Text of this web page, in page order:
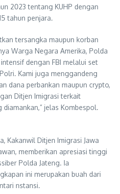
2023 tentang KUHP dengan
tahun penjara.
tersangka maupun korban
Warga Negara Amerika, Polda
dengan FBI melalui set
Kami juga menggandeng
dana perbankan maupun crypto,
Ditjen Imigrasi terkait
jelas Kombespol.
Kakanwil Ditjen Imigrasi Jawa
memberikan apresiasi tinggi
Polda Jateng. Ia
ini merupakan buah dari
nstansi.